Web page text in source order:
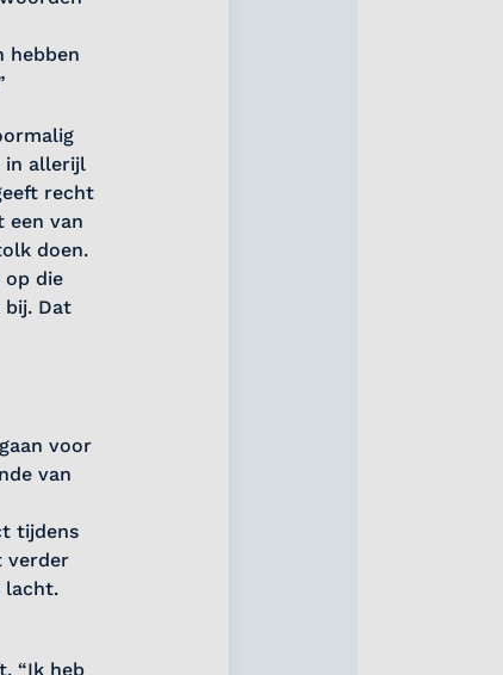
hebben
in allerijl
recht
een van
doen.
op die
bij. Dat
voor
van
tijdens
verder
lacht.
“Ik heb